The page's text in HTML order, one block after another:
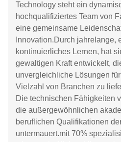
Technology steht ein
hochqualifiziertes Team von
eine gemeinsame
Innovation.Durch jahrelange,
kontinuierliches Lernen, hat
gewaltigen Kraft entwickelt,
unvergleichliche Lösungen
Vielzahl von Branchen zu
Die technischen Fähigkeiten
die außergewöhnlichen
beruflichen Qualifikationen
untermauert.mit 70%